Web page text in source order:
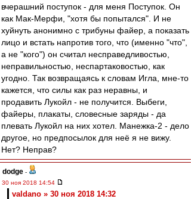
вчерашний поступок - для меня Поступок. Он
как Мак-Мерфи, "хотя бы попытался". И не
хуйнуть анонимно с трибуны файер, а показать
лицо и встать напротив того, что (именно "что",
а не "кого") он считал несправедливостью,
неправильностью, неспартаковостью, как
угодно. Так возвращаясь к словам Игла, мне-то
кажется, что силы как раз неравны, и
продавить Лукойл - не получится. Выбеги,
файеры, плакаты, словесные заряды - да
плевать Лукойл на них хотел. Манежка-2 - дело
другое, но предпосылок для неё я не вижу.
Нет? Неправ?
dodge -
30 ноя 2018 14:54
valdano » 30 ноя 2018 14:32